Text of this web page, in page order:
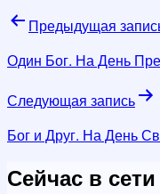
Навигация
по
Предыдущая
Один Бог. На День
Следующая запись
Бог и Друг. На День
Сейчас в сети